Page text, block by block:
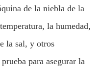
de la niebla de la
la humedad,
la sal, y otros
para asegurar la